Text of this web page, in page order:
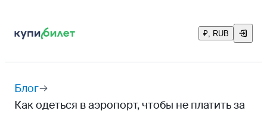
₽, RUB
Блог
Как одеться в аэропорт, чтобы не платить за